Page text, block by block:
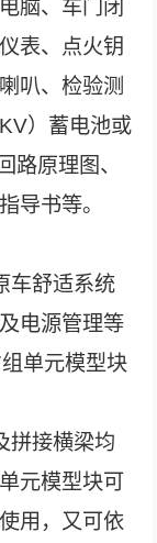
脑、车门闭
表、点火钥
叭、检验测
）蓄电池或
路原理图、
导书等。
车舒适系统
电源管理等
单元模型块
拼接横梁均
元模型块可
用，又可依